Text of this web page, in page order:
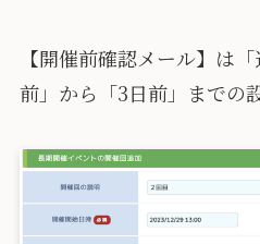
【開催前確認メール】は
前」から「3日前」までの